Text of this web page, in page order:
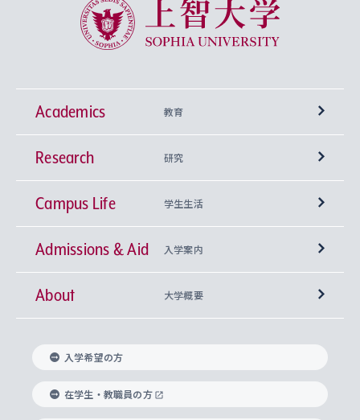
上智大学 Sophia University
Academics 教育
学部
神学部
文学部
総合人間科学部
経済学部
興味から学科を探す
上智大学の全学共通教育
基盤教育センター
キリスト教人間学
身体知
上智大学の語学教育
言語教育研究センター
上智大学のグローバル教育
グローバル教育センター
学びのサポート
Research 研究
研究所 等
キリスト教文化研究所
中世思想研究所
国際言語情報研究所
Sophia Open Research Weeks (SORW)
産官学連携
知的財産
研究支援制度
Campus Life 学生生活
学期区分と授業時間割
課外活動
課外教育プログラム
ボランティア活動
グローバルな学びのコミュニティ
学生の相談窓口
Admissions & Aid 入学案内
上智大学で取得できる学位
入れの方針）
科目等履修生
About 大学概要
理事長・学長メッセージ
学長・副学長紹介
上智大学の精神
入学希望の方
在学生・教職員の方